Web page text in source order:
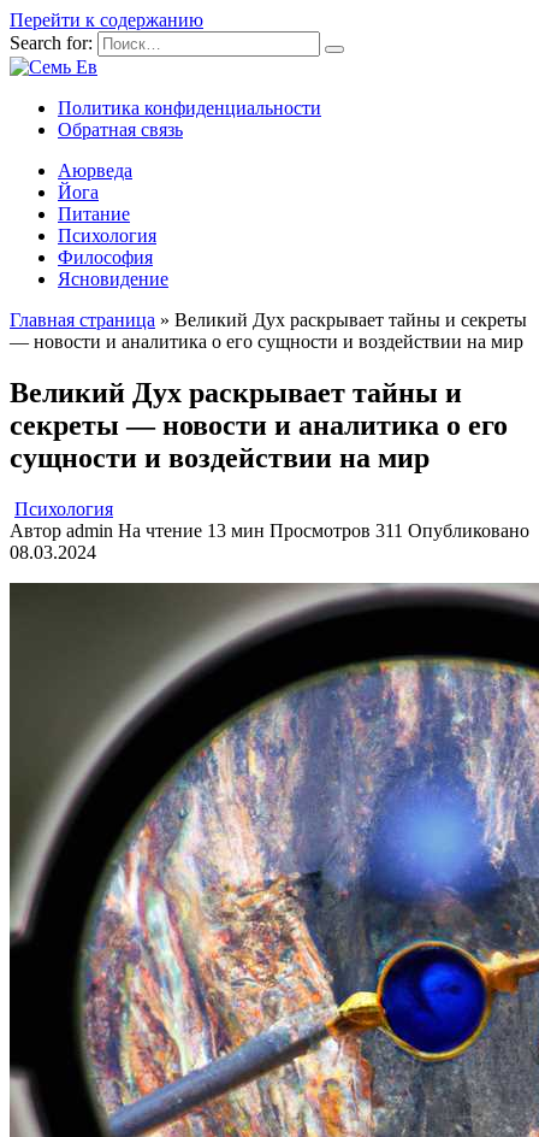
Перейти к содержанию
Search for:
Политика конфиденциальности
Обратная связь
Аюрведа
Йога
Питание
Психология
Философия
Ясновидение
Главная страница » Великий Дух раскрывает тайны и секреты
— новости и аналитика о его сущности и воздействии на мир
Великий Дух раскрывает тайны и
секреты — новости и аналитика о его
сущности и воздействии на мир
Психология
Автор admin На чтение 13 мин Просмотров 311 Опубликовано
08.03.2024